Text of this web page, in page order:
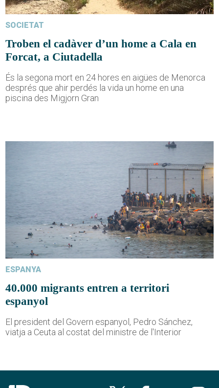
SOCIETAT
Troben el cadàver d’un home a Cala en
Forcat, a Ciutadella
És la segona mort en 24 hores en aigües de Menorca
després que ahir perdés la vida un home en una
piscina des Migjorn Gran
ESPANYA
40.000 migrants entren a territori
espanyol
El president del Govern espanyol, Pedro Sánchez,
viatja a Ceuta al costat del ministre de l'Interior